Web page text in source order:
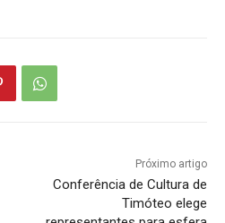
Próximo artigo
Conferência de Cultura de
Timóteo elege